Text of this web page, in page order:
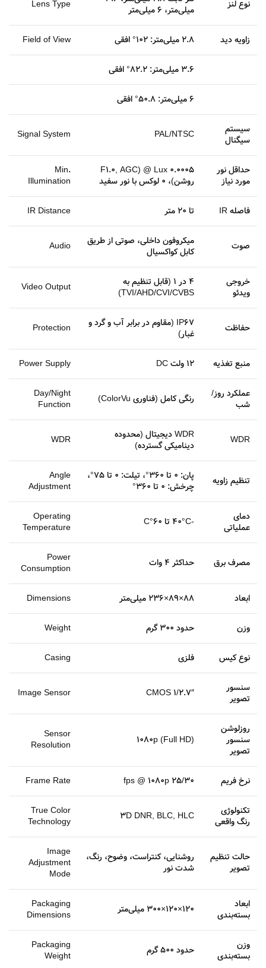
نوع لنز
میلی‌متر، 6 میلی‌متر
Lens Type
زاویه دید 2.8 میلی‌متر: 102° افقی Field of View
3.6 میلی‌متر: 82.2° افقی
6 میلی‌متر: 50.8° افقی
سیستم
سیگنال
PAL/NTSC
Signal System
حداقل نور
مورد نیاز
0.0005 Lux @ (F1.0, AGC
روشن)، 0 لوکس با نور سفید
Min.
Illumination
فاصله IR تا 20 متر IR Distance
صوت
میکروفون داخلی، صوتی از طریق
کابل کواکسیال
Audio
خروجی
ویدئو
4 در 1 (قابل تنظیم به
TVI/AHD/CVI/CVBS)
Video Output
حفاظت
IP67 (مقاوم در برابر آب و گرد و
غبار)
Protection
منبع تغذیه 12 ولت DC Power Supply
عملکرد روز/
شب
رنگی کامل (فناوری ColorVu)
Day/Night
Function
WDR
WDR دیجیتال (محدوده
دینامیکی گسترده)
WDR
تنظیم زاویه
پان: 0 تا 360°، تیلت: 0 تا 75°،
چرخش: 0 تا 360°
Angle
Adjustment
دمای
عملیاتی
-40°C تا 60°C
Operating
Temperature
مصرف برق حداکثر 4 وات
Power
Consumption
ابعاد 88×89×236 میلی‌متر Dimensions
وزن حدود 300 گرم Weight
نوع کیس فلزی Casing
سنسور
تصویر
1/2.7″ CMOS
Image Sensor
روزلوشن
سنسور
تصویر
1080p (Full HD)
Sensor
Resolution
نرخ فریم 25/30 fps @ 1080p
Frame Rate
تکنولوژی
رنگ واقعی
3D DNR, BLC, HLC
True Color
Technology
حالت تنظیم
تصویر
روشنایی، کنتراست، وضوح، رنگ،
شدت نور
Image
Adjustment
Mode
ابعاد
بسته‌بندی
120×120×300 میلی‌متر
Packaging
Dimensions
وزن
بسته‌بندی
حدود 500 گرم
Packaging
Weight